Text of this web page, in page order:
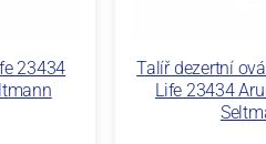
23434
Talíř dezertní
Life 23434